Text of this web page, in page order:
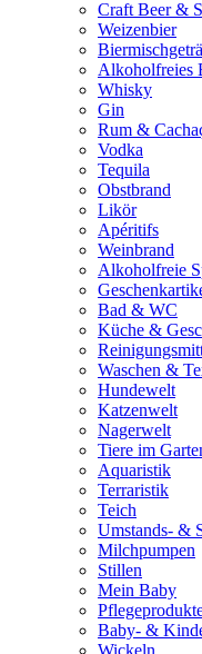
Craft Beer &
Weizenbier
Alkoholfreies
Whisky
Gin
Rum &
Vodka
Tequila
Obstbrand
Likör
Apéritifs
Weinbrand
Alkoholfreie
Bad & WC
Küche &
Waschen &
Hundewelt
Katzenwelt
Nagerwelt
Tiere im
Aquaristik
Terraristik
Teich
Umstands- &
Milchpumpen
Stillen
Mein Baby
Baby- &
Wickeln